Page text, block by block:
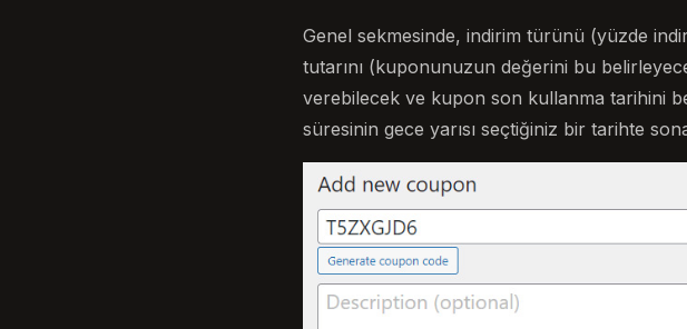
Genel sekmesinde, indirim türünü (yüzde
tutarını (kuponunuzun değerini bu
verebilecek ve kupon son kullanma tarihini
süresinin gece yarısı seçtiğiniz bir tarihte